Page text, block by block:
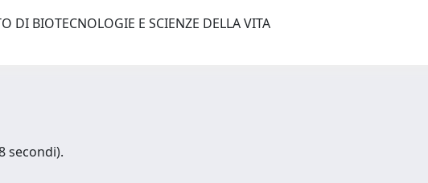
DI BIOTECNOLOGIE E SCIENZE DELLA VITA
secondi).